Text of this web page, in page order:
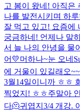
고 봄이 왔네! 아직은
나를 발전시키며 하
잘 먹고 있고! 요즘에
궁금하네! 언제나 말
서 늘 나의 안녕을 물
어💛머하나~눈 오네
에 거울이 있길래오~~
3월14일이니까 ㅎㅎ
찍었지! ㅎㅎ주말아
다🫠귀엽지 3/4 개강.